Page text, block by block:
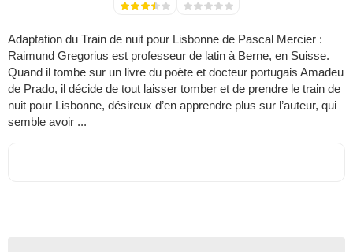
Adaptation du Train de nuit pour Lisbonne de Pascal Mercier :
Raimund Gregorius est professeur de latin à Berne, en Suisse.
Quand il tombe sur un livre du poète et docteur portugais Amadeu
de Prado, il décide de tout laisser tomber et de prendre le train de
nuit pour Lisbonne, désireux d’en apprendre plus sur l’auteur, qui
semble avoir ...